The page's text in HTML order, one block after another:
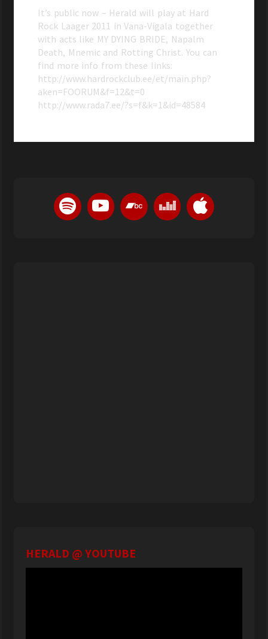
It’s public now – Herald will play at Hard
Rock Laager 2011 in Vana-Vigala together
with acts like MY DYING BRIDE, Napalm
Death, Mnemic and Rotting Christ. You can
find more info from these links:
http://www.hardrockclub.ee/et/main.php?
aken=FOORUM&f=12&t=0
http://www.rada7.ee/?s=f&k=1&id=48584
HERALD @ YOUTUBE